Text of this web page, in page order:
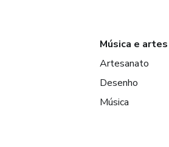
Música e artes
Artesanato
Desenho
Música